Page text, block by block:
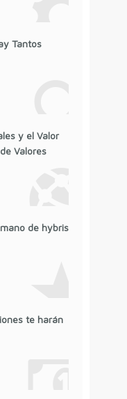
Tantos
y el Valor
Valores
de hybris
te harán